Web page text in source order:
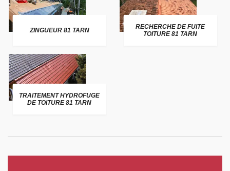
ZINGUEUR 81 TARN
RECHERCHE DE FUITE
TOITURE 81 TARN
TRAITEMENT HYDROFUGE
DE TOITURE 81 TARN